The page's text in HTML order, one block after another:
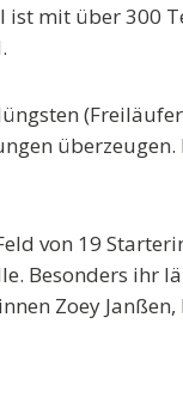
ist mit über 300
von 19
Besonders ihr
Zoey